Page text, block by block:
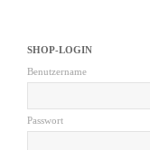
SHOP-LOGIN
Benutzername
Passwort